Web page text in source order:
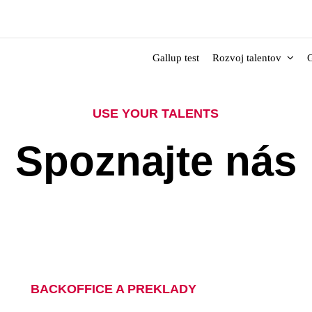
Gallup test Rozvoj talentov
USE YOUR TALENTS
Spoznajte nás
BACKOFFICE A PREKLADY